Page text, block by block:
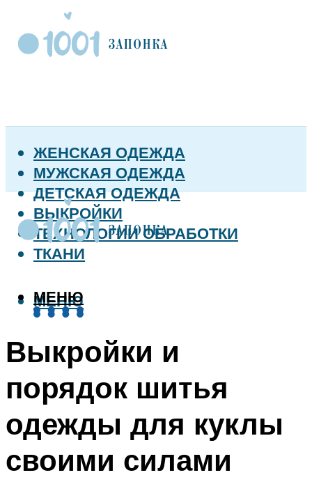
ЖЕНСКАЯ ОДЕЖДА
МУЖСКАЯ ОДЕЖДА
ДЕТСКАЯ ОДЕЖДА
ВЫКРОЙКИ
ТЕХНОЛОГИИ ОБРАБОТКИ
ТКАНИ
МЕНЮ
МЕНЮ
Выкройки и
порядок шитья
одежды для куклы
своими силами